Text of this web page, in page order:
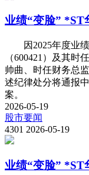
业绩“变脸” *ST
因2025年度业绩
（600421）及其时
帅曲、时任财务总
述纪律处分将通报
案。
2026-05-19
股市要闻
4301 2026-05-19
业绩“变脸” *ST